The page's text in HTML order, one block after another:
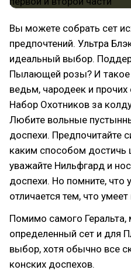
Вы можете собрать сет
предпочтений. Ультра
идеальный выбор.
Пылающей розы? И такое
ведьм, чародеек и прочих
Набор Охотников за
Любите вольные
доспехи. Предпочитайте
каким способом
уважайте Нильфгард и
доспехи. Но помните, что
отличается тем, что умеет
Помимо самого
определенный сет и для
выбор, хотя обычно все
конских доспехов.